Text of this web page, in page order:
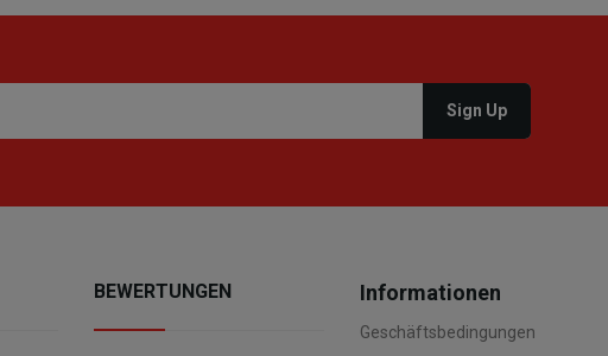
BEWERTUNGEN Informationen
Geschäftsbedingungen